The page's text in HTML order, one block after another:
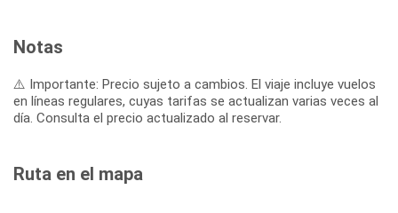
Notas
⚠️ Importante: Precio sujeto a cambios. El viaje incluye vuelos
en líneas regulares, cuyas tarifas se actualizan varias veces al
día. Consulta el precio actualizado al reservar.
Ruta en el mapa